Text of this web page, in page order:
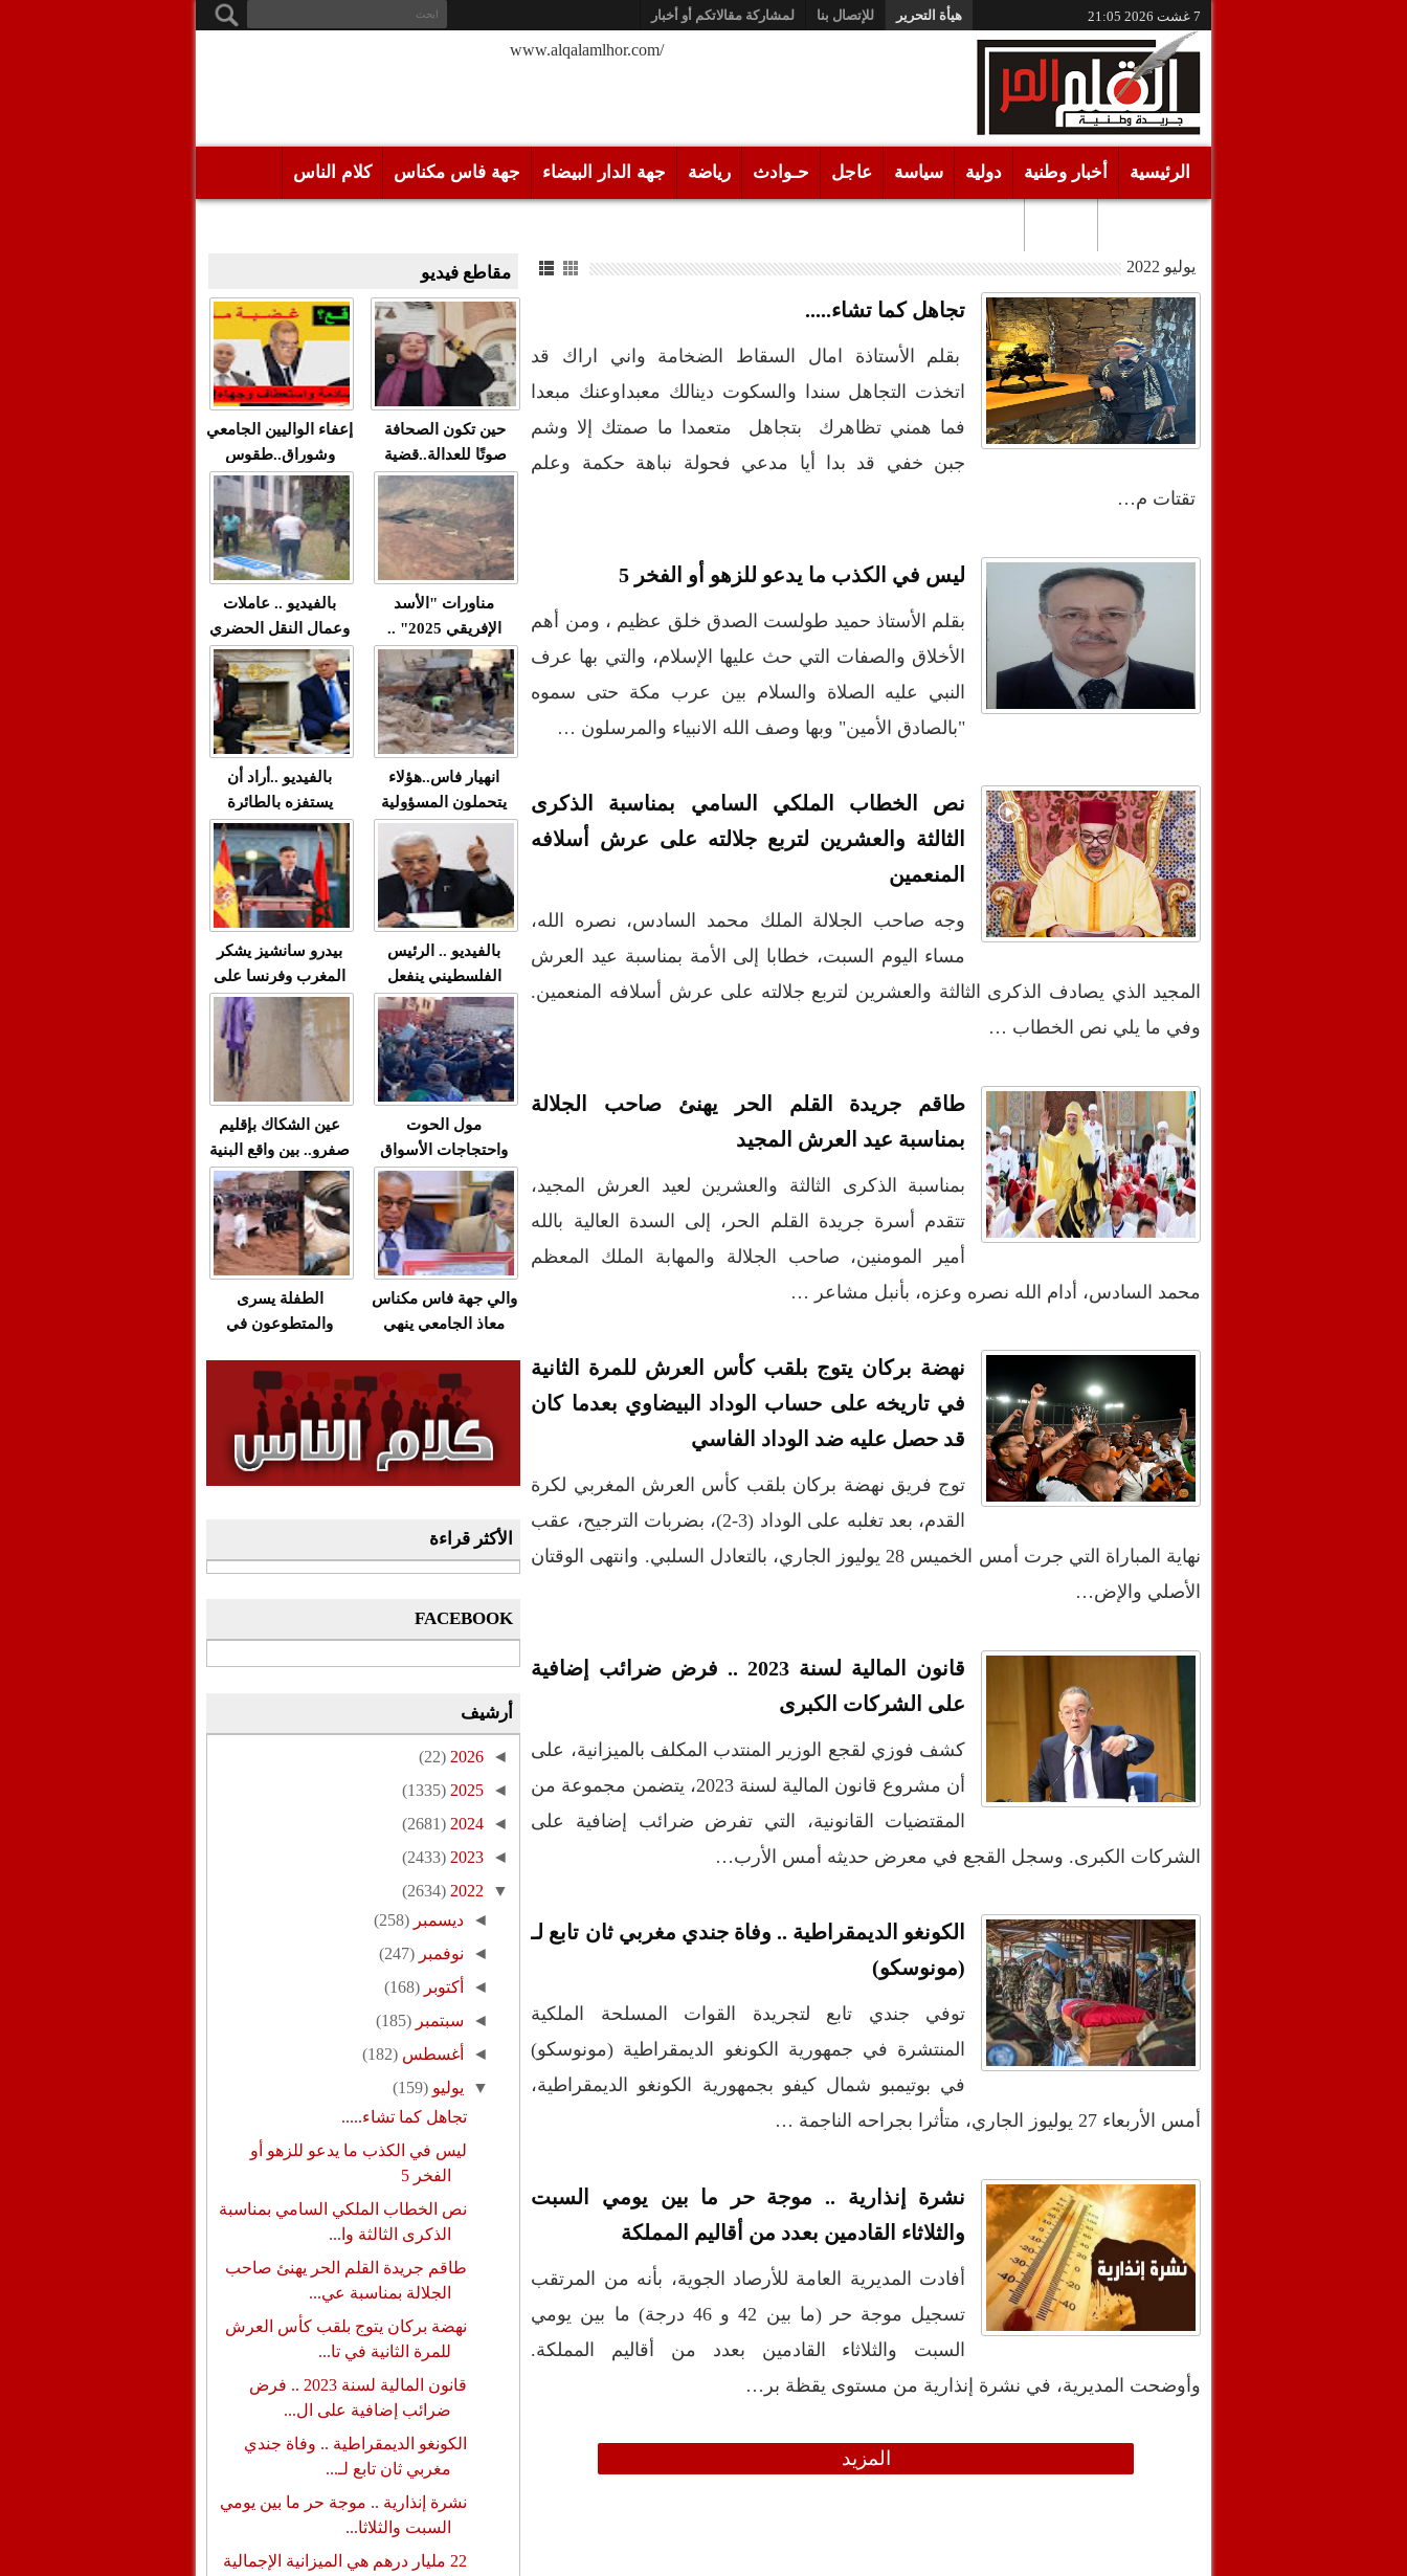
7 غشت 2026 21:05 هيأة التحرير للإتصال بنا لمشاركة مقالاتكم أو أخبار
/www.alqalamlhor.com
الرئيسية أخبار وطنية دولية سياسة عاجل حـوادث رياضة جهة الدار البيضاء جهة فاس مكناس كلام الناس
يوليو 2022
تجاهل كما تشاء.....
بقلم الأستاذة امال السقاط الضخامة واني اراك قد
اتخذت التجاهل سندا والسكوت دينالك معبداوعنك مبعدا
فما همني تظاهرك بتجاهل متعمدا ما صمتك إلا وشم
جبن خفي قد بدا أيا مدعي فحولة نباهة حكمة وعلم
تقتات م…
ليس في الكذب ما يدعو للزهو أو الفخر 5
بقلم الأستاذ حميد طولست الصدق خلق عظيم ، ومن أهم
الأخلاق والصفات التي حث عليها الإسلام، والتي بها عرف
النبي عليه الصلاة والسلام بين عرب مكة حتى سموه
"بالصادق الأمين" وبها وصف الله الانبياء والمرسلون …
نص الخطاب الملكي السامي بمناسبة الذكرى
الثالثة والعشرين لتربع جلالته على عرش أسلافه
المنعمين
وجه صاحب الجلالة الملك محمد السادس، نصره الله،
مساء اليوم السبت، خطابا إلى الأمة بمناسبة عيد العرش
المجيد الذي يصادف الذكرى الثالثة والعشرين لتربع جلالته على عرش أسلافه المنعمين.
وفي ما يلي نص الخطاب …
طاقم جريدة القلم الحر يهنئ صاحب الجلالة
بمناسبة عيد العرش المجيد
بمناسبة الذكرى الثالثة والعشرين لعيد العرش المجيد،
تتقدم أسرة جريدة القلم الحر، إلى السدة العالية بالله
أمير المومنين، صاحب الجلالة والمهابة الملك المعظم
محمد السادس، أدام الله نصره وعزه، بأنبل مشاعر …
نهضة بركان يتوج بلقب كأس العرش للمرة الثانية
في تاريخه على حساب الوداد البيضاوي بعدما كان
قد حصل عليه ضد الوداد الفاسي
توج فريق نهضة بركان بلقب كأس العرش المغربي لكرة
القدم، بعد تغلبه على الوداد (3-2)، بضربات الترجيح، عقب
نهاية المباراة التي جرت أمس الخميس 28 يوليوز الجاري، بالتعادل السلبي. وانتهى الوقتان
الأصلي والإض…
قانون المالية لسنة 2023 .. فرض ضرائب إضافية
على الشركات الكبرى
كشف فوزي لقجع الوزير المنتدب المكلف بالميزانية، على
أن مشروع قانون المالية لسنة 2023، يتضمن مجموعة من
المقتضيات القانونية، التي تفرض ضرائب إضافية على
الشركات الكبرى. وسجل القجع في معرض حديثه أمس الأرب…
الكونغو الديمقراطية .. وفاة جندي مغربي ثان تابع لـ
(مونوسكو)
توفي جندي تابع لتجريدة القوات المسلحة الملكية
المنتشرة في جمهورية الكونغو الديمقراطية (مونوسكو)
في بوتيمبو شمال كيفو بجمهورية الكونغو الديمقراطية،
أمس الأربعاء 27 يوليوز الجاري، متأثرا بجراحه الناجمة …
نشرة إنذارية .. موجة حر ما بين يومي السبت
والثلاثاء القادمين بعدد من أقاليم المملكة
أفادت المديرية العامة للأرصاد الجوية، بأنه من المرتقب
تسجيل موجة حر (ما بين 42 و 46 درجة) ما بين يومي
السبت والثلاثاء القادمين بعدد من أقاليم المملكة.
وأوضحت المديرية، في نشرة إنذارية من مستوى يقظة بر…
المزيد
مقاطع فيديو
حين تكون الصحافة
صوتًا للعدالة..قضية
"مولات 88 غرزة"
مثالا(فيديو)
متابعة حميد طولست
في زمن تزداد فيه
حالات العنف ضد
النساء ويغيب فيه أحيانًا
صدى العدالة في
ردهات الم...
إعفاء الواليين الجامعي
وشوراق..طقوس
صادمة وملتمس
"الوجهاء"؟/ صمت
وزارة الداخلية؟/أين
الوزير التوفيق؟(فيديو)
بالفيديو .. عاملات
وعمال النقل الحضري
بفاس يعبرون عن
ارتياحهم بعد إنهاء عقد
شركة "سيتي باص"
مناورات "الأسد
الإفريقي 2025" ..
شاهد القاذفة النووية
في تدريب مع ثماني
مقاتلات من نوع F-16
تابعة للقوات الجوية
الملكية المغربية
بالفيديو ..أراد أن
يستفزه بالطائرة
القطرية لكن ترامب
فضحه أمام العالم
بالحجة والدليل
انهيار فاس..هؤلاء
يتحملون المسؤولية
ومآسي العمارات
العشوائية مفتوحة
بيدرو سانشيز يشكر
المغرب وفرنسا على
استعادة الكهرباء عقب
انقطاعه في شبه
الجزيرة الإيبيرية
بالفيديو .. الرئيس
الفلسطيني ينفعل
ويهاجم حماس بألفاظ
قاسية على الهواء
عين الشكاك بإقليم
صفرو.. بين واقع البنية
التحتية المهترئة
والحملات الانتخابية
المبكرة(فيديو)
مول الحوت
واحتجاجات الأسواق
الأسبوعية/الاحتقان
الصامت والتراشق
بـ"الصناديق"/أخنوش
يرد بالصمت المريب
الطفلة يسرى
والمتطوعون في
وقنوات صرف صحي
تقتل والمحاسبة يجب
أن تطال المسؤولين
والي جهة فاس مكناس
معاذ الجامعي ينهي
والعمال مع شركة
سيتي باص + وثيقة
وفيديو
الأكثر قراءة
FACEBOOK
أرشيف
◄
2026
(22)
◄
2025
(1335)
◄
2024
(2681)
◄
2023
(2433)
▼
2022
(2634)
◄ديسمبر(258)
◄ نوفمبر(247)
◄
أكتوبر(168)
◄ سبتمبر(185)
◄
أغسطس(182)
▼ يوليو(159)
تجاهل كما تشاء.....
ليس في الكذب ما يدعو للزهو أو
الفخر 5
نص الخطاب الملكي السامي بمناسبة
الذكرى الثالثة وا...
طاقم جريدة القلم الحر يهنئ صاحب
الجلالة بمناسبة عي...
نهضة بركان يتوج بلقب كأس العرش
للمرة الثانية في تا...
قانون المالية لسنة 2023 .. فرض
ضرائب إضافية على ال...
الكونغو الديمقراطية .. وفاة جندي
مغربي ثان تابع لـ...
نشرة إنذارية .. موجة حر ما بين يومي
السبت والثلاثا...
22 مليار درهم هي الميزانية الإجمالية